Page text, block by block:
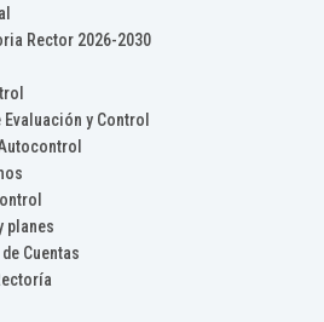
Rector 2026-2030
Evaluación y Control
planes
Cuentas